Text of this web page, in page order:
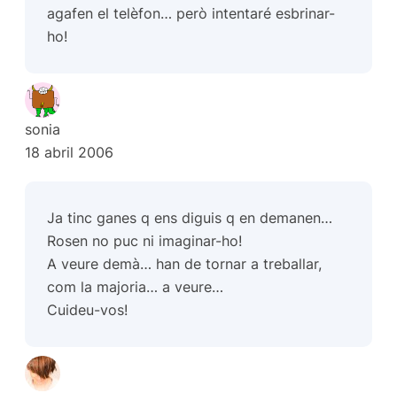
agafen el telèfon… però intentaré esbrinar-
ho!
sonia
18 abril 2006
Ja tinc ganes q ens diguis q en demanen…
Rosen no puc ni imaginar-ho!
A veure demà… han de tornar a treballar,
com la majoria… a veure…
Cuideu-vos!